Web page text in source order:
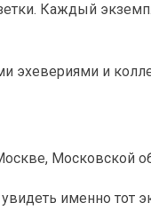
Каждый
эхевериями и
Московской
именно тот